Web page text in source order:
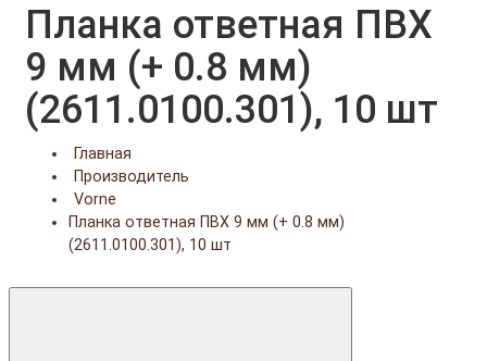
Планка ответная ПВХ
9 мм (+ 0.8 мм)
(2611.0100.301), 10 шт
Главная
Производитель
Vorne
Планка ответная ПВХ 9 мм (+ 0.8 мм)
(2611.0100.301), 10 шт